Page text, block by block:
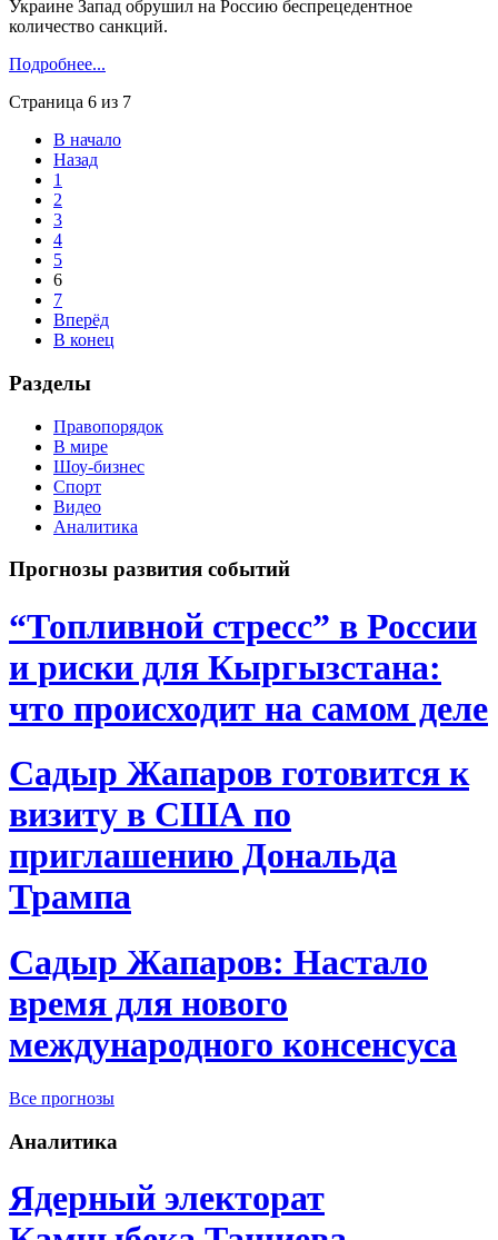
Украине Запад обрушил на Россию беспрецедентное
количество санкций.
Подробнее...
Страница 6 из 7
В начало
Назад
1
2
3
4
5
6
7
Вперёд
В конец
Разделы
Правопорядок
В мире
Шоу-бизнес
Спорт
Видео
Аналитика
Прогнозы развития событий
“Топливной стресс” в России
и риски для Кыргызстана:
что происходит на самом деле
Садыр Жапаров готовится к
визиту в США по
приглашению Дональда
Трампа
Садыр Жапаров: Настало
время для нового
международного консенсуса
Все прогнозы
Аналитика
Ядерный электорат